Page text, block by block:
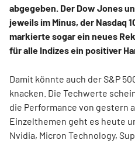
abgegeben. Der Dow Jones
jeweils im Minus, der Nasdaq
markierte sogar ein neues
für alle Indizes ein positiver
Damit könnte auch der S&P
knacken. Die Techwerte
die Performance von gestern
Einzelthemen geht es heute
Nvidia, Micron Technology,